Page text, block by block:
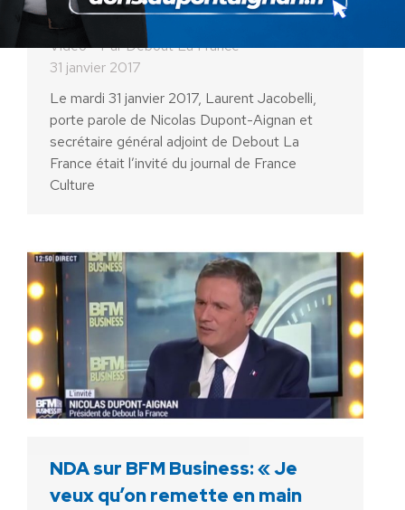
France Culture
Vidéo ParDebout La France
31 janvier 2017
Le mardi 31 janvier 2017, Laurent Jacobelli,
porte parole de Nicolas Dupont-Aignan et
secrétaire général adjoint de Debout La
France était l’invité du journal de France
Culture
NDA sur BFM Business: « Je
veux qu’on remette en main